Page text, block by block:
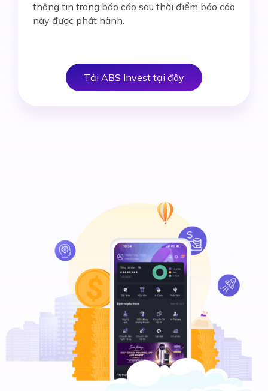
thông tin trong báo cáo sau thời điểm báo cáo
này được phát hành.
Tải ABS Invest tại đây